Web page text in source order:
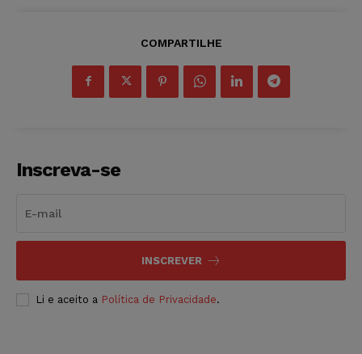
COMPARTILHE
Inscreva-se
INSCREVER
Li e aceito a Política de Privacidade.